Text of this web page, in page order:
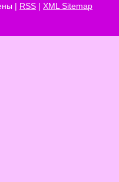
| RSS | XML Sitemap